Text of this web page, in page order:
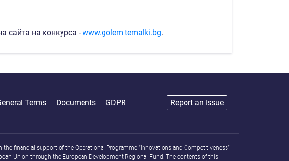
сайта на конкурса -www.golemitemalki.bg.
Terms Documents GDPR Report an issue
financial support of the Operational Programme “Innovations and Competitiveness”
Union through the European Development Regional Fund. The contents of this